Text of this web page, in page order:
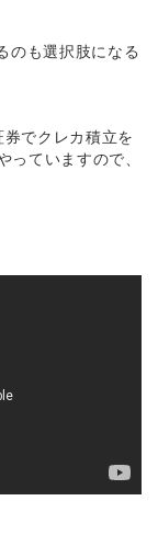
のも選択肢になる
でクレカ積立を
っていますので、